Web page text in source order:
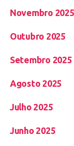
Novembro 2025
Outubro 2025
Setembro 2025
Agosto 2025
Julho 2025
Junho 2025